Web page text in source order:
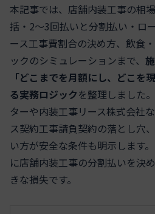
本記事では、店舗内装工事の相
括・2〜3回払いと分割払い・ロ
ース工事費割合の決め方、飲食
ックのシミュレーションまで、
「どこまでを月額にし、どこを
る実務ロジックを整理しました
ターや内装工事リース株式会社
ス契約工事請負契約の落とし穴
い方が安全な条件も明示します
に店舗内装工事の分割払いを決
きな損失です。